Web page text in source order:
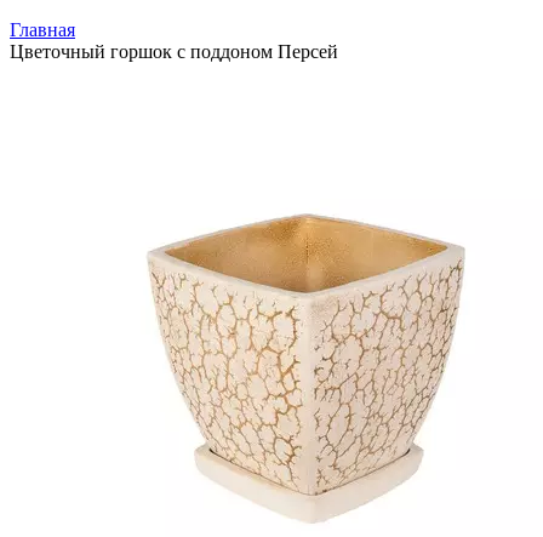
Главная
Цветочный горшок с поддоном Персей